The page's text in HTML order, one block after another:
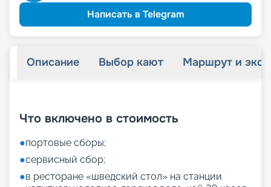
Написать в Telegram
Описание Выбор кают Маршрут и
Что включено в стоимость
●портовые сборы;
●сервисный сбор;
●в ресторане «шведский стол» на станции